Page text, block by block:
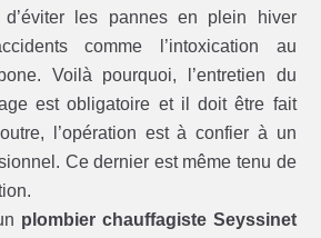
d’éviter les pannes en plein hiver
comme l’intoxication au
Voilà pourquoi, l’entretien du
est obligatoire et il doit être fait
l’opération est à confier à un
Ce dernier est même tenu de
plombier chauffagiste Seyssinet